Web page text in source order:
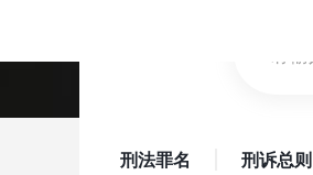
刑法罪名 刑诉总则